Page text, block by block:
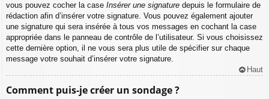
vous pouvez cocher la case Insérer une signature depuis le formulaire de
rédaction afin d’insérer votre signature. Vous pouvez également ajouter
une signature qui sera insérée à tous vos messages en cochant la case
appropriée dans le panneau de contrôle de l’utilisateur. Si vous choisissez
cette dernière option, il ne vous sera plus utile de spécifier sur chaque
message votre souhait d’insérer votre signature.
Haut
Comment puis-je créer un sondage ?